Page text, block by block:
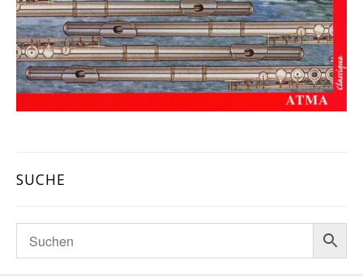
SUCHE